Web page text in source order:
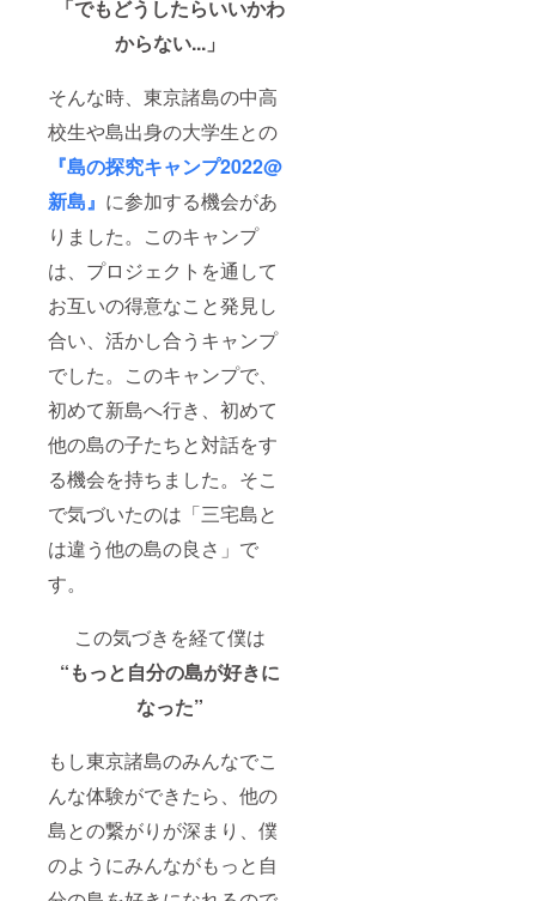
「でもどうしたらいいかわ
からない...」
そんな時、東京諸島の中高
校生や島出身の大学生との
『島の探究キャンプ2022@
新島』 に参加する機会があ
りました。このキャンプ
は、プロジェクトを通して
お互いの得意なこと発見し
合い、活かし合うキャンプ
でした。このキャンプで、
初めて新島へ行き、初めて
他の島の子たちと対話をす
る機会を持ちました。そこ
で気づいたのは「三宅島と
は違う他の島の良さ」で
す。
この気づきを経て僕は
“もっと自分の島が好きに
なった”
もし東京諸島のみんなでこ
んな体験ができたら、他の
島との繋がりが深まり、僕
のようにみんながもっと自